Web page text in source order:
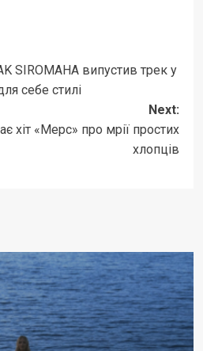
SIROMAHA випустив трек у
себе стилі
Next:
хіт «Мерс» про мрії простих
хлопців